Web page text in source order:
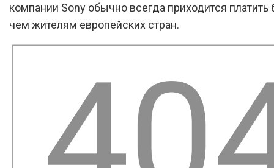
компании Sony обычно всегда приходится платить
чем жителям европейских стран.